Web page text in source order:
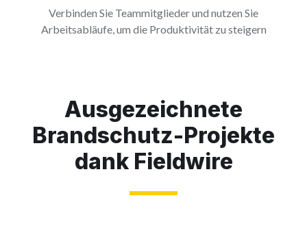
Verbinden Sie Teammitglieder und nutzen Sie
Arbeitsabläufe, um die Produktivität zu steigern
Ausgezeichnete
Brandschutz-Projekte
dank Fieldwire